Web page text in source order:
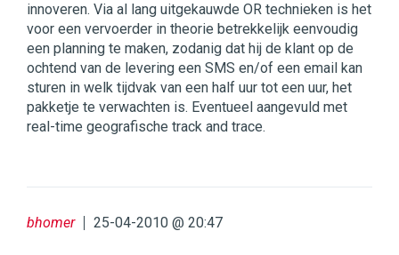
innoveren. Via al lang uitgekauwde OR technieken is het
voor een vervoerder in theorie betrekkelijk eenvoudig
een planning te maken, zodanig dat hij de klant op de
ochtend van de levering een SMS en/of een email kan
sturen in welk tijdvak van een half uur tot een uur, het
pakketje te verwachten is. Eventueel aangevuld met
real-time geografische track and trace.
bhomer 25-04-2010 @ 20:47